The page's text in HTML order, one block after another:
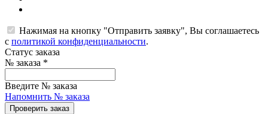
Нажимая на кнопку "Отправить заявку", Вы соглашаетесь
с политикой конфиденциальности.
Статус заказа
№ заказа *
Введите № заказа
Напомнить № заказа
Проверить заказ